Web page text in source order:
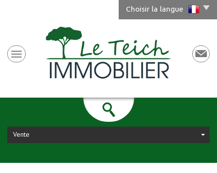
Choisir la langue
Vente